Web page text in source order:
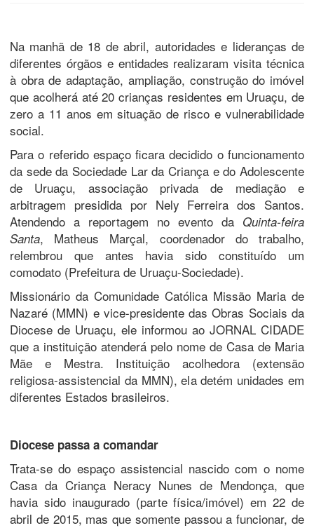
Na manhã de 18 de abril, autoridades e lideranças de
diferentes órgãos e entidades realizaram visita técnica
à obra de adaptação, ampliação, construção do imóvel
que acolherá até 20 crianças residentes em Uruaçu, de
zero a 11 anos em situação de risco e vulnerabilidade
social.
Para o referido espaço ficara decidido o funcionamento
da sede da Sociedade Lar da Criança e do Adolescente
de Uruaçu, associação privada de mediação e
arbitragem presidida por Nely Ferreira dos Santos.
Atendendo a reportagem no evento da Quinta-feira
Santa, Matheus Marçal, coordenador do trabalho,
relembrou que antes havia sido constituído um
comodato (Prefeitura de Uruaçu-Sociedade).
Missionário da Comunidade Católica Missão Maria de
Nazaré (MMN) e vice-presidente das Obras Sociais da
Diocese de Uruaçu, ele informou ao JORNAL CIDADE
que a instituição atenderá pelo nome de Casa de Maria
Mãe e Mestra. Instituição acolhedora (extensão
religiosa-assistencial da MMN), ela detém unidades em
diferentes Estados brasileiros.
Diocese passa a comandar
Trata-se do espaço assistencial nascido com o nome
Casa da Criança Neracy Nunes de Mendonça, que
havia sido inaugurado (parte física/imóvel) em 22 de
abril de 2015, mas que somente passou a funcionar, de